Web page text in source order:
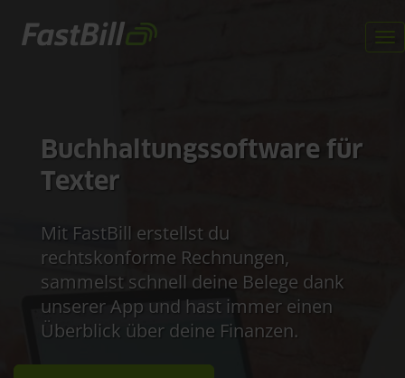
zum
Buchhaltungssoftware für
Texter
Mit FastBill erstellst du
rechtskonforme Rechnungen,
sammelst schnell deine Belege dank
unserer App und hast immer einen
Überblick über deine Finanzen.